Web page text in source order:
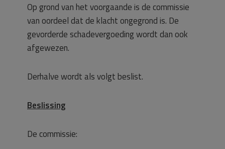
Op grond van het voorgaande is de commissie
van oordeel dat de klacht ongegrond is. De
gevorderde schadevergoeding wordt dan ook
afgewezen.
Derhalve wordt als volgt beslist.
Beslissing
De commissie: